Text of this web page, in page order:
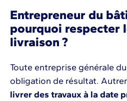
Entrepreneur du
pourquoi respecter
livraison ?
Toute entreprise générale
obligation de résultat.
livrer des travaux à la date